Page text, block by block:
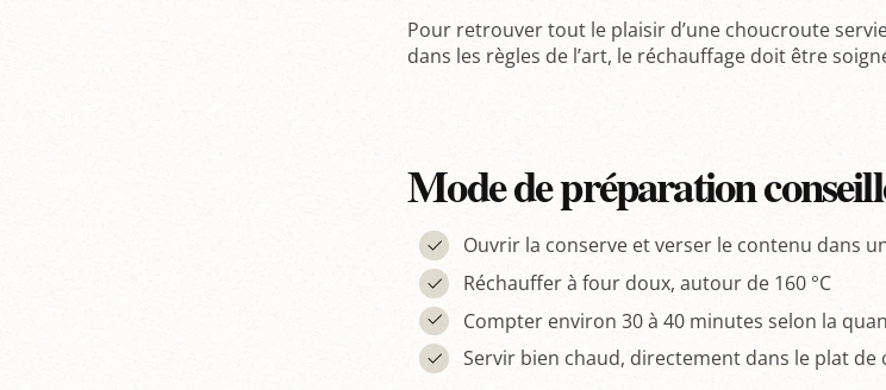
Pour retrouver tout le plaisir d’une choucroute
dans les règles de l’art, le réchauffage doit être
Mode de préparation
Ouvrir la conserve et verser le contenu dans
Réchauffer à four doux, autour de 160 °C
Compter environ 30 à 40 minutes selon la
Servir bien chaud, directement dans le plat de